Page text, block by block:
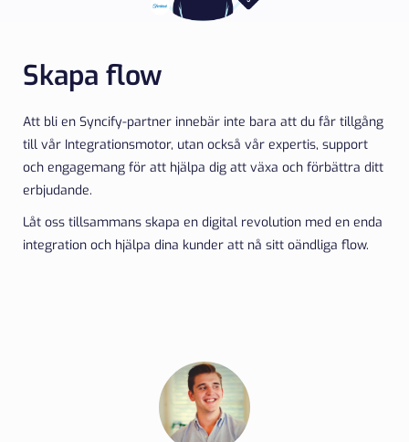
Skapa flow
Att bli en Syncify-partner innebär inte bara att du får tillgång
till vår Integrationsmotor, utan också vår expertis, support
och engagemang för att hjälpa dig att växa och förbättra ditt
erbjudande.
Låt oss tillsammans skapa en digital revolution med en enda
integration och hjälpa dina kunder att nå sitt oändliga flow.